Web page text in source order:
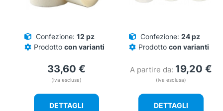
Confezione: 12 pz
Prodotto con varianti
33,60 €
(iva esclusa)
DETTAGLI
Confezione: 24 pz
Prodotto con varianti
A partire da: 19,20 €
(iva esclusa)
DETTAGLI